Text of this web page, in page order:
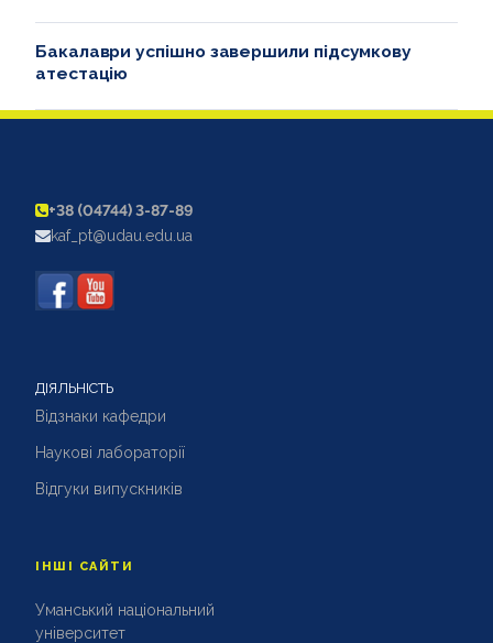
Бакалаври успішно завершили підсумкову
атестацію
+38 (04744) 3-87-89
kaf_pt@udau.edu.ua
ДІЯЛЬНІСТЬ
Відзнаки кафедри
Наукові лабораторії
Відгуки випускників
ІНШІ САЙТИ
Уманський національний
університет